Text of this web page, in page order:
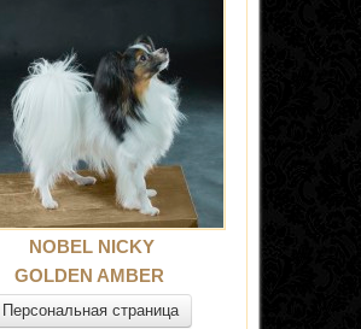
NOBEL NICKY
GOLDEN AMBER
Персональная страница